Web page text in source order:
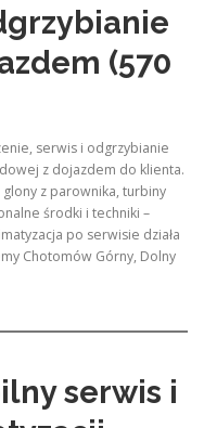
(570
serwis i odgrzybianie
z dojazdem do klienta.
z parownika, turbiny
środki i techniki –
po serwisie działa
Chotomów Górny, Dolny
serwis i